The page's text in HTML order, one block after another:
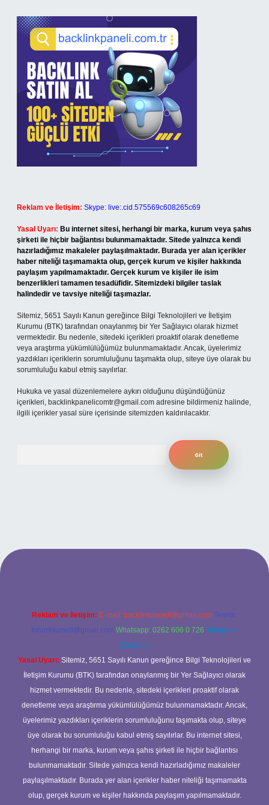
Reklam ve İletişim: Skype: live:.cid.575569c608265c69
Yasal Uyarı: Bu internet sitesi, herhangi bir marka, kurum veya şahıs
şirketi ile hiçbir bağlantısı bulunmamaktadır. Sitede yalnızca kendi
hazırladığımız makaleler paylaşılmaktadır. Burada yer alan içerikler
haber niteliği taşımamakta olup, gerçek kurum ve kişiler hakkında
paylaşım yapılmamaktadır. Gerçek kurum ve kişiler ile isim
benzerlikleri tamamen tesadüfidir. Sitemizdeki bilgiler taslak
halindedir ve tavsiye niteliği taşımazlar.
Sitemiz, 5651 Sayılı Kanun gereğince Bilgi Teknolojileri ve İletişim
Kurumu (BTK) tarafından onaylanmış bir Yer Sağlayıcı olarak hizmet
vermektedir. Bu nedenle, sitedeki içerikleri proaktif olarak denetleme
veya araştırma yükümlülüğümüz bulunmamaktadır. Ancak, üyelerimiz
yazdıkları içeriklerin sorumluluğunu taşımakta olup, siteye üye olarak bu
sorumluluğu kabul etmiş sayılırlar.
Hukuka ve yasal düzenlemelere aykırı olduğunu düşündüğünüz
içerikleri, backlinkpanelicomtr@gmail.com adresine bildirmeniz halinde,
ilgili içerikler yasal süre içerisinde sitemizden kaldırılacaktır.
giriş
Reklam ve İletişim: E-mail: backlinkpaneli@gmail.com Teams:
forumhizmeti@gmail.com Whatsapp: 0262 606 0 726 Telegram:
@karabul
Yasal Uyarı: Sitemiz, 5651 Sayılı Kanun gereğince Bilgi Teknolojileri ve
İletişim Kurumu (BTK) tarafından onaylanmış bir Yer Sağlayıcı olarak
hizmet vermektedir. Bu nedenle, sitedeki içerikleri proaktif olarak
denetleme veya araştırma yükümlülüğümüz bulunmamaktadır. Ancak,
üyelerimiz yazdıkları içeriklerin sorumluluğunu taşımakta olup, siteye
üye olarak bu sorumluluğu kabul etmiş sayılırlar. Bu internet sitesi,
herhangi bir marka, kurum veya şahıs şirketi ile hiçbir bağlantısı
bulunmamaktadır. Sitede yalnızca kendi hazırladığımız makaleler
paylaşılmaktadır. Burada yer alan içerikler haber niteliği taşımamakta
olup, gerçek kurum ve kişiler hakkında paylaşım yapılmamaktadır.